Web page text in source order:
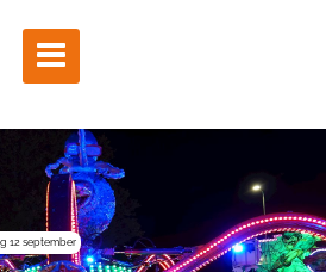
12 september